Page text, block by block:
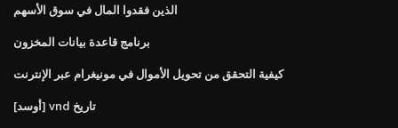
الذين فقدوا المال في سوق الأسهم
برنامج قاعدة بيانات المخزون
كيفية التحقق من تحويل الأموال في مونيغرام عبر الإنترنت
[أوسد] vnd تاريخ